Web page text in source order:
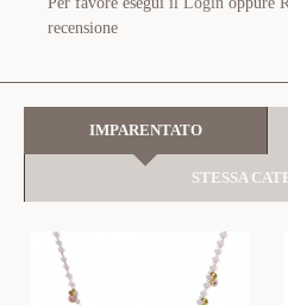
recensione
IMPARENTATO
STESSA